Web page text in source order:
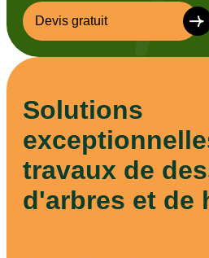
Devis gratuit
Solutions
travaux de
d'arbres et de